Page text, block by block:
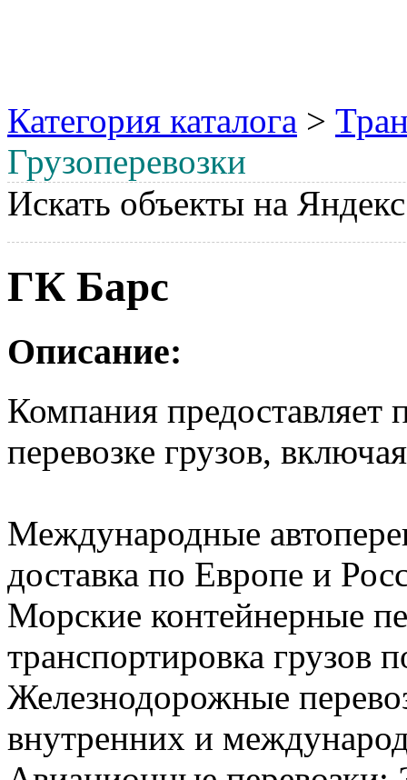
Категория каталога >
Грузоперевозки
Искать объекты на
ГК Барс
Описание:
Компания предоставляет
перевозке грузов,
Международные
доставка по Европе и
Морские контейнерные
транспортировка грузов
Железнодорожные
внутренних и